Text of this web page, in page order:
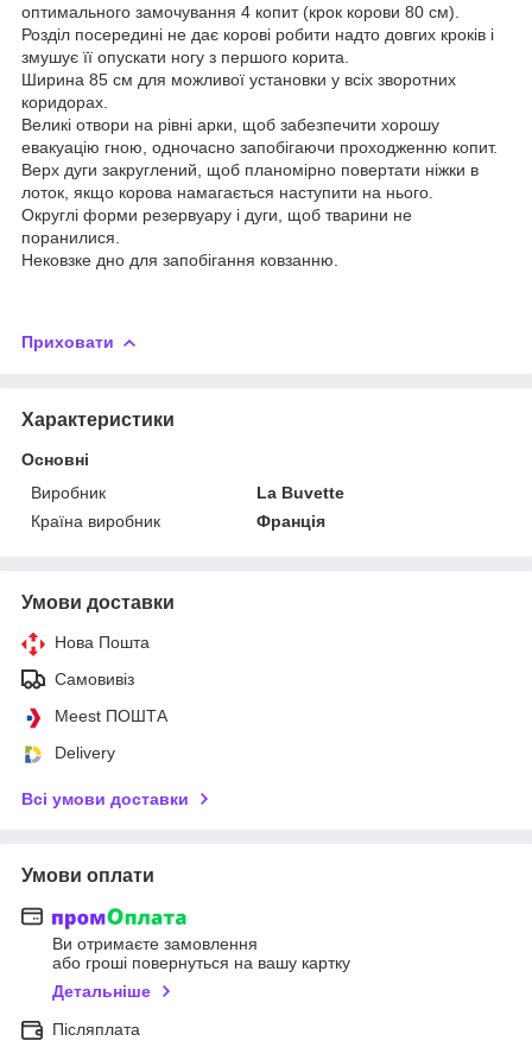
оптимального замочування 4 копит (крок корови 80 см).
Розділ посередині не дає корові робити надто довгих кроків і
змушує її опускати ногу з першого корита.
Ширина 85 см для можливої установки у всіх зворотних
коридорах.
Великі отвори на рівні арки, щоб забезпечити хорошу
евакуацію гною, одночасно запобігаючи проходженню копит.
Верх дуги закруглений, щоб планомірно повертати ніжки в
лоток, якщо корова намагається наступити на нього.
Округлі форми резервуару і дуги, щоб тварини не
поранилися.
Нековзке дно для запобігання ковзанню.
Приховати
Характеристики
Основні
Виробник
La Buvette
Країна виробник
Франція
Умови доставки
Нова Пошта
Самовивіз
Meest ПОШТА
Delivery
Всі умови доставки
Умови оплати
Ви отримаєте замовлення
або гроші повернуться на вашу картку
Детальніше
Післяплата